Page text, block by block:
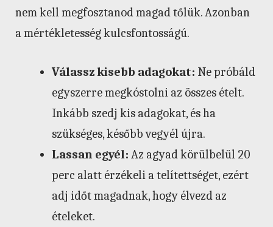
nem kell megfosztanod magad tőlük. Azonban
a mértékletesség kulcsfontosságú.
Válassz kisebb adagokat: Ne próbáld
egyszerre megkóstolni az összes ételt.
Inkább szedj kis adagokat, és ha
szükséges, később vegyél újra.
Lassan egyél: Az agyad körülbelül 20
perc alatt érzékeli a telítettséget, ezért
adj időt magadnak, hogy élvezd az
ételeket.